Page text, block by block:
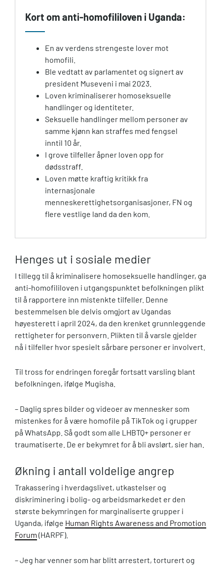
Kort om anti-homofililoven i Uganda:
En av verdens strengeste lover mot
homofili.
Ble vedtatt av parlamentet og signert av
president Museveni i mai 2023.
Loven kriminaliserer homoseksuelle
handlinger og identiteter.
Seksuelle handlinger mellom personer av
samme kjønn kan straffes med fengsel
inntil 10 år.​
I grove tilfeller åpner loven opp for
dødsstraff.
Loven møtte kraftig kritikk fra
internasjonale
menneskerettighetsorganisasjoner, FN og
flere vestlige land da den kom.
Henges ut i sosiale medier
I tillegg til å kriminalisere homoseksuelle handlinger, ga
anti-homofililoven i utgangspunktet befolkningen plikt
til å rapportere inn mistenkte tilfeller. Denne
bestemmelsen ble delvis omgjort av Ugandas
høyesterett i april 2024, da den krenket grunnleggende
rettigheter for personvern. Plikten til å varsle gjelder
nå i tilfeller hvor spesielt sårbare personer er involvert.
Til tross for endringen foregår fortsatt varsling blant
befolkningen, ifølge Mugisha.
– Daglig spres bilder og videoer av mennesker som
mistenkes for å være homofile på TikTok og i grupper
på WhatsApp. Så godt som alle LHBTQ+ personer er
traumatiserte. De er bekymret for å bli avslørt, sier han.
Økning i antall voldelige angrep
Trakassering i hverdagslivet, utkastelser og
diskriminering i bolig- og arbeidsmarkedet er den
største bekymringen for marginaliserte grupper i
Uganda, ifølge Human Rights Awareness and Promotion
Forum (HARPF).
– Jeg har venner som har blitt arrestert, torturert og